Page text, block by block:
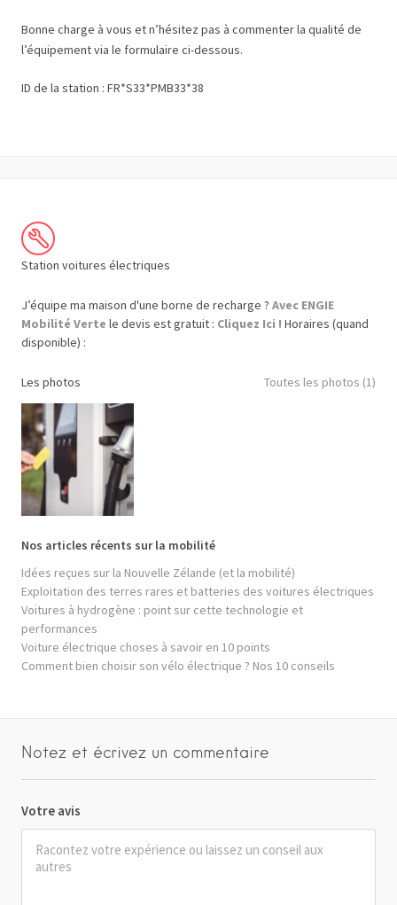
Bonne charge à vous et n’hésitez pas à commenter la qualité de
l’équipement via le formulaire ci-dessous.
ID de la station : FR*S33*PMB33*38
Station voitures électriques
J’équipe ma maison d'une borne de recharge ? Avec ENGIE
Mobilité Verte le devis est gratuit : Cliquez Ici ! Horaires (quand
disponible) :
Les photos Toutes les photos (1)
Nos articles récents sur la mobilité
Idées reçues sur la Nouvelle Zélande (et la mobilité)
Exploitation des terres rares et batteries des voitures électriques
Voitures à hydrogène : point sur cette technologie et
performances
Voiture électrique choses à savoir en 10 points
Comment bien choisir son vélo électrique ? Nos 10 conseils
Notez et écrivez un commentaire
Votre avis